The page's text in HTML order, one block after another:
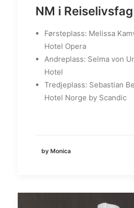
NM i Reiselivsfag
Førsteplass: Melissa
Hotel Opera
Andreplass: Selma von
Hotel
Tredjeplass: Sebastian
Hotel Norge by Scandic
by Monica